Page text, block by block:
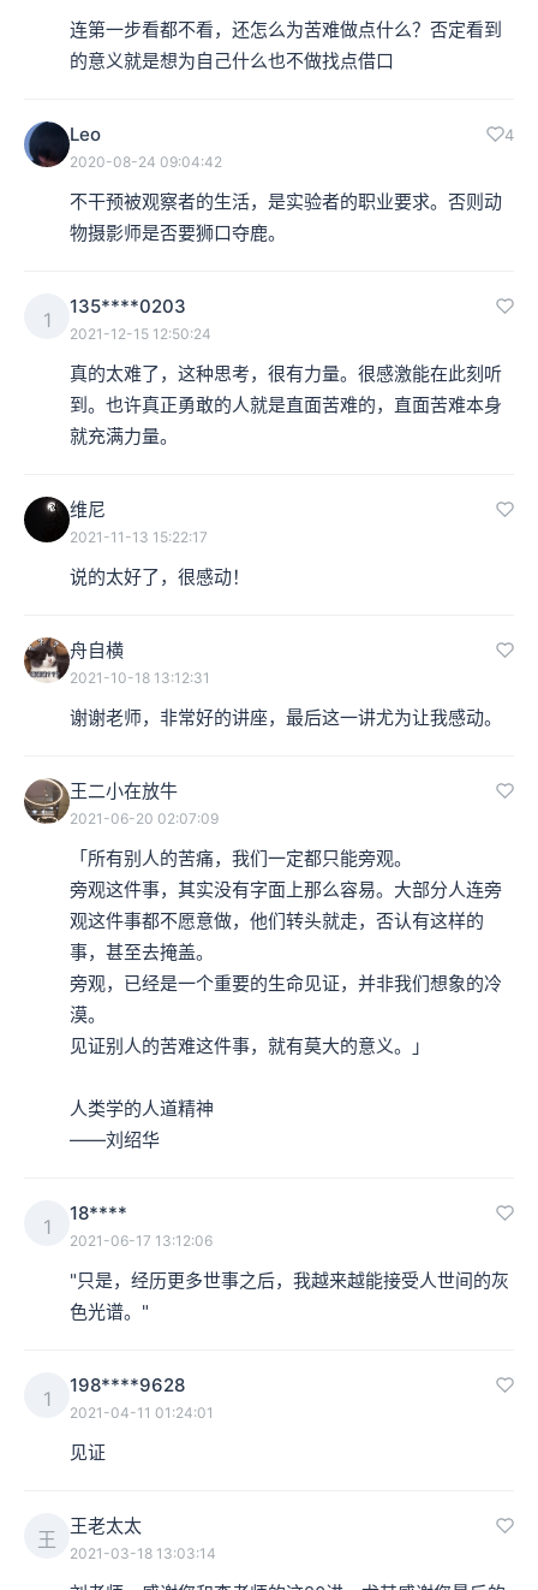
连第一步看都不看，还怎么为苦难做点什么？否定看到
的意义就是想为自己什么也不做找点借口
Leo 4
2020-08-24 09:04:42
不干预被观察者的生活，是实验者的职业要求。否则动
物摄影师是否要狮口夺鹿。
1
135****0203
2021-12-15 12:50:24
真的太难了，这种思考，很有力量。很感激能在此刻听
到。也许真正勇敢的人就是直面苦难的，直面苦难本身
就充满力量。
维尼
2021-11-13 15:22:17
说的太好了，很感动！
舟自横
2021-10-18 13:12:31
谢谢老师，非常好的讲座，最后这一讲尤为让我感动。
王二小在放牛
2021-06-20 02:07:09
「所有别人的苦痛，我们一定都只能旁观。
旁观这件事，其实没有字面上那么容易。大部分人连旁
观这件事都不愿意做，他们转头就走，否认有这样的
事，甚至去掩盖。
旁观，已经是一个重要的生命见证，并非我们想象的冷
漠。
见证别人的苦难这件事，就有莫大的意义。」
人类学的人道精神
——刘绍华 ​​​
1
18****
2021-06-17 13:12:06
"只是，经历更多世事之后，我越来越能接受人世间的灰
色光谱。"
1
198****9628
2021-04-11 01:24:01
见证
王
王老太太
2021-03-18 13:03:14